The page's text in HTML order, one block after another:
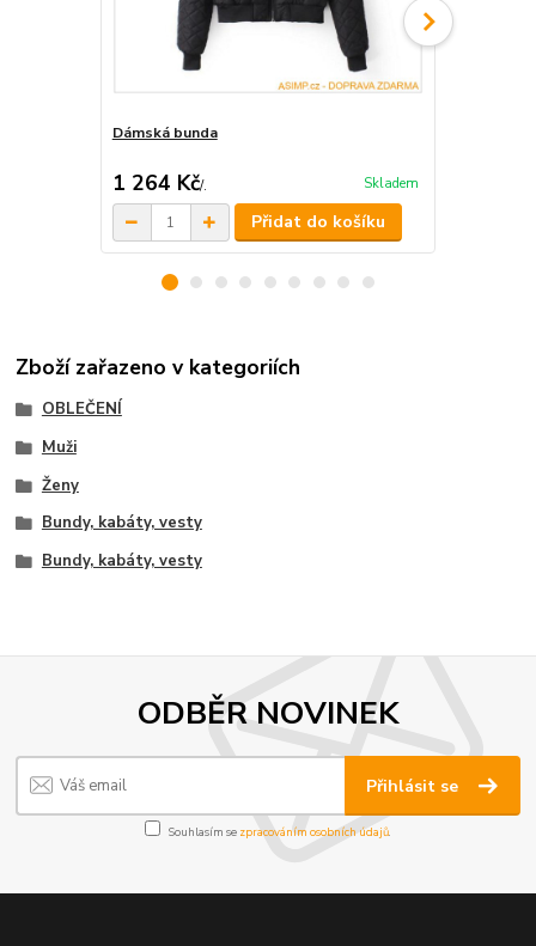
Dámská bunda
1 264 Kč/. Skladem
Přidat do košíku
Zboží zařazeno v kategoriích
OBLEČENÍ
Muži
Ženy
Bundy, kabáty, vesty
Bundy, kabáty, vesty
ODBĚR NOVINEK
Přihlásit se
Souhlasím se zpracováním osobních údajů.